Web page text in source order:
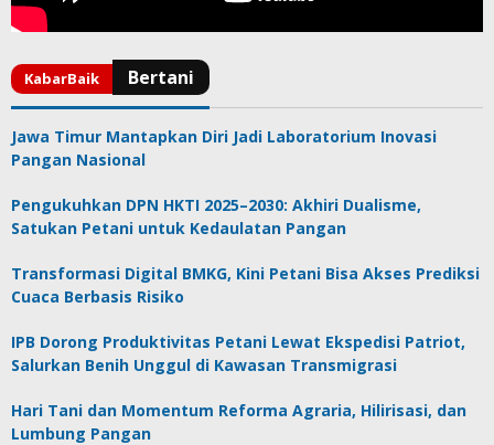
Jawa Timur Mantapkan Diri Jadi Laboratorium Inovasi
Pangan Nasional
Pengukuhkan DPN HKTI 2025–2030: Akhiri Dualisme,
Satukan Petani untuk Kedaulatan Pangan
Transformasi Digital BMKG, Kini Petani Bisa Akses Prediksi
Cuaca Berbasis Risiko
IPB Dorong Produktivitas Petani Lewat Ekspedisi Patriot,
Salurkan Benih Unggul di Kawasan Transmigrasi
Hari Tani dan Momentum Reforma Agraria, Hilirisasi, dan
Lumbung Pangan